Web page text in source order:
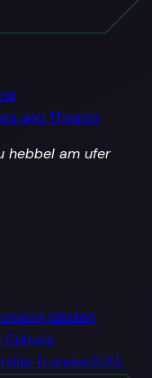
und Theater
hebbel am ufer
Gästen
Culture
(London/UK),